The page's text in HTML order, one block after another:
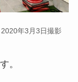
年3月3日撮影
。